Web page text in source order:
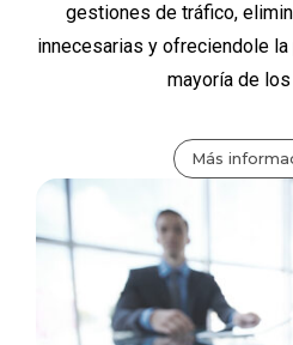
gestiones de tráfico,
innecesarias y ofreciendole
mayoría de
Más